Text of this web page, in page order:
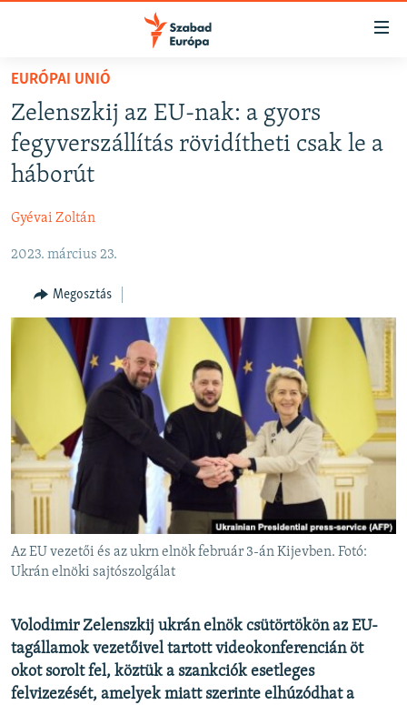
Akadálymentes
Ugrás
fő
oldalra
Ugrás
tartalomjegyzékre
Ugrás
NAPIRENDEN
AKTUÁLIS
PODCASTOK
ELEMZŐ
NER15
SZABADON
TÁRSADALOM
DEMOKRÁCIA
A PÉNZ NYOMÁBAN
EURÓPAI UNIÓ
VILÁG
KLÍMAVÁLTOZÁS
A MÚLT TANULSÁGAI
KÖVESSEN MINKET!
Valamennyi RFE/RL weboldal
EURÓPAI UNIÓ
Zelenszkij az EU-nak: a gyors
fegyverszállítás rövidítheti csak le a
háborút
Gyévai Zoltán
2023. március 23.
Megosztás
Az EU vezetői és az ukrn elnök február 3-án Kijevben. Fotó:
Ukrán elnöki sajtószolgálat
Volodimir Zelenszkij ukrán elnök csütörtökön az EU-
tagállamok vezetőivel tartott videokonferencián öt
okot sorolt fel, köztük a szankciók esetleges
felvizezését, amelyek miatt szerinte elhúzódhat a